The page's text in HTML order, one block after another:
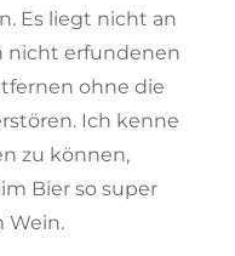
Es liegt nicht an
nicht erfundenen
ohne die
Ich kenne
zu können,
Bier so super
Wein.